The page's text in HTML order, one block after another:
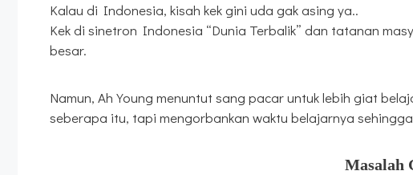
Kalau di Indonesia, kisah kek gini uda gak asing ya..
Kek di sinetron Indonesia “Dunia Terbalik” dan tatanan
besar.
Namun, Ah Young menuntut sang pacar untuk lebih giat
seberapa itu, tapi mengorbankan waktu belajarnya
Masalah